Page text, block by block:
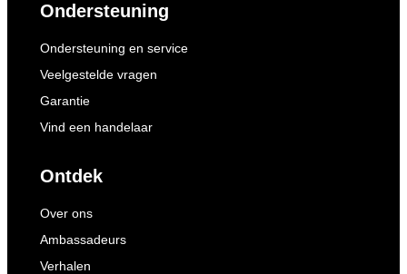
Ondersteuning
Ondersteuning en service
Veelgestelde vragen
Garantie
Vind een handelaar
Ontdek
Over ons
Ambassadeurs
Verhalen